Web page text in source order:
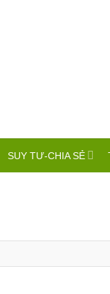
SUY TƯ-CHIA SẺ